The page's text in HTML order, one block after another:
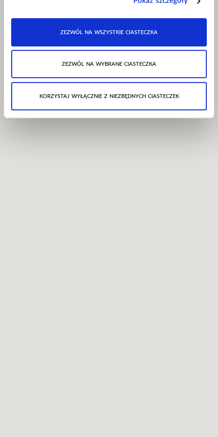
zezwól na wszystkie ciasteczka
zezwól na wybrane ciasteczka
korzystaj wyłącznie z niezbędnych ciasteczek